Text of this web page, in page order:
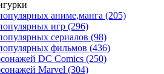
аниме,манга (205)
игр (296)
сериалов (98)
фильмов (436)
DC Comics (250)
Marvel (304)